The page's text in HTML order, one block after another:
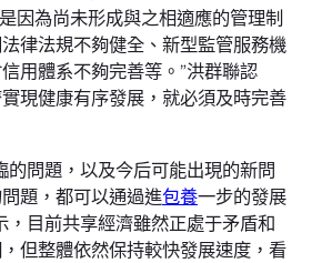
因為尚未形成與之相適應的管理制
律法規不夠健全、新型監管服務機
用體系不夠完善等。”洪群聯認
現健康有序發展，就必須及時完善
的問題，以及今后可能出現的新問
題，都可以通過進包養一步的發展
，目前共享經濟雖然正處于矛盾和
但整體依然保持較快發展速度，看